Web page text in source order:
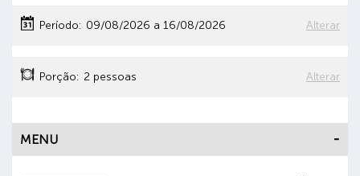
Período: 09/08/2026 a 16/08/2026 Alterar
Porção: 2 pessoas Alterar
MENU